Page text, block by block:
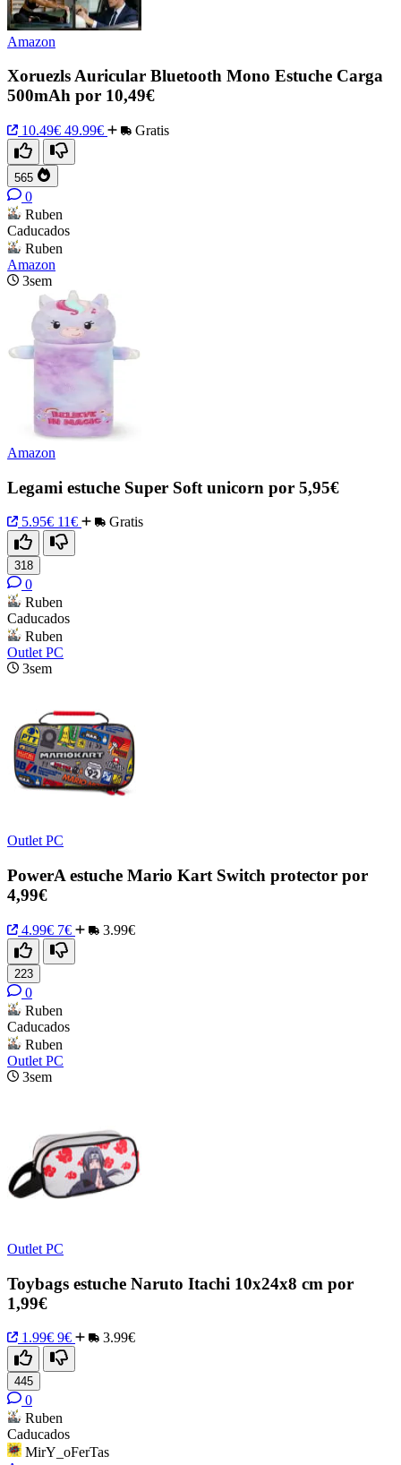
Amazon
Xoruezls Auricular Bluetooth Mono Estuche Carga
500mAh por 10,49€
10.49€ 49.99€ Gratis
565
0
Ruben
Caducados
Ruben
Amazon
3sem
Amazon
Legami estuche Super Soft unicorn por 5,95€
5.95€ 11€ Gratis
318
0
Ruben
Caducados
Ruben
Outlet PC
3sem
Outlet PC
PowerA estuche Mario Kart Switch protector por
4,99€
4.99€ 7€ 3.99€
223
0
Ruben
Caducados
Ruben
Outlet PC
3sem
Outlet PC
Toybags estuche Naruto Itachi 10x24x8 cm por
1,99€
1.99€ 9€ 3.99€
445
0
Ruben
Caducados
MirY_oFerTas